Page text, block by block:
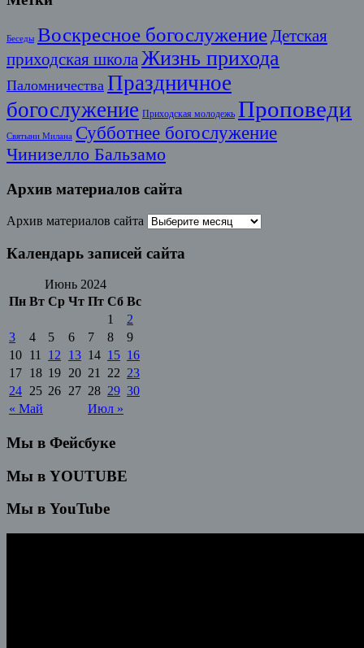
Беседы Воскресное богослужение Детская
приходская школа Жизнь прихода
Паломничества Праздничное
богослужение Приходская молодежь Проповеди
Святыни Милана Субботнее богослужение
Чинизелло Бальзамо
Архив материалов сайта
Архив материалов сайта
Календарь записей сайта
Июнь 2024
Пн Вт Ср Чт Пт Сб Вс
« Май Июл »
1
2
3
4 5 6 7 8
9
10 11 12 13 14 15 16
17 18 19 20 21 22 23
24 25 26 27 28 29 30
Мы в Фейсбуке
Мы в YOUTUBE
Мы в YouTube